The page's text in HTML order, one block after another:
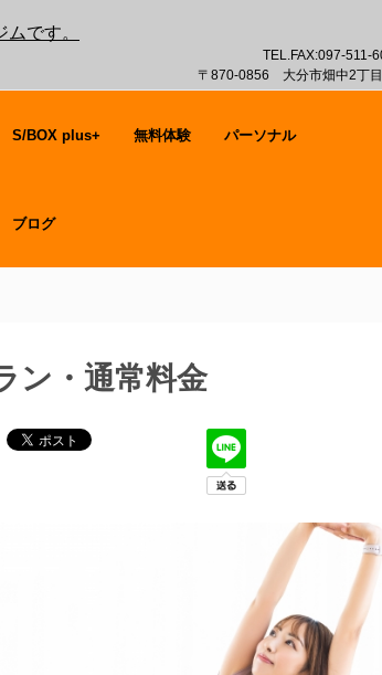
です。
TEL.FAX:097-511-
〒870-0856 大分市畑中2丁
S/BOX plus+ 無料体験 パーソナル
ブログ
ン・通常料金